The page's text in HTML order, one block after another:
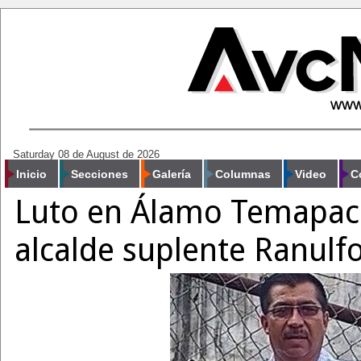
Saturday 08 de August de 2026
Inicio Secciones Galería Columnas Video
Luto en Álamo
alcalde suplente